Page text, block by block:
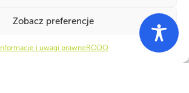
Zobacz preferencje
Informacje i uwagi prawne RODO